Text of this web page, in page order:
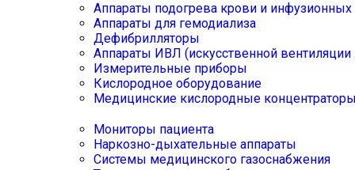
Аппараты подогрева крови и инфузионных
Аппараты для гемодиализа
Дефибрилляторы
Аппараты ИВЛ (искусственной вентиляции
Измерительные приборы
Кислородное оборудование
Медицинские кислородные
Мониторы пациента
Наркозно-дыхательные аппараты
Системы медицинского газоснабжения